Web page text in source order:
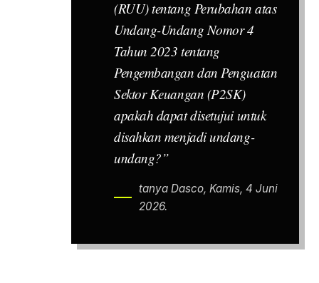
(RUU) tentang Perubahan atas
Undang-Undang Nomor 4
Tahun 2023 tentang
Pengembangan dan Penguatan
Sektor Keuangan (P2SK)
apakah dapat disetujui untuk
disahkan menjadi undang-
undang?”
tanya Dasco, Kamis, 4 Juni
2026.